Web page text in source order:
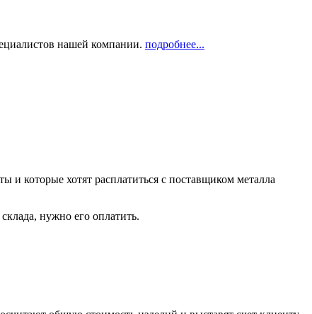
нашей компании. подробнее...
и которые хотят расплатиться с поставщиком металла
нужно его оплатить.